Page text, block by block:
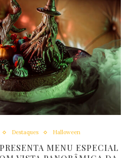
Destaques Halloween
MENU ESPECIAL